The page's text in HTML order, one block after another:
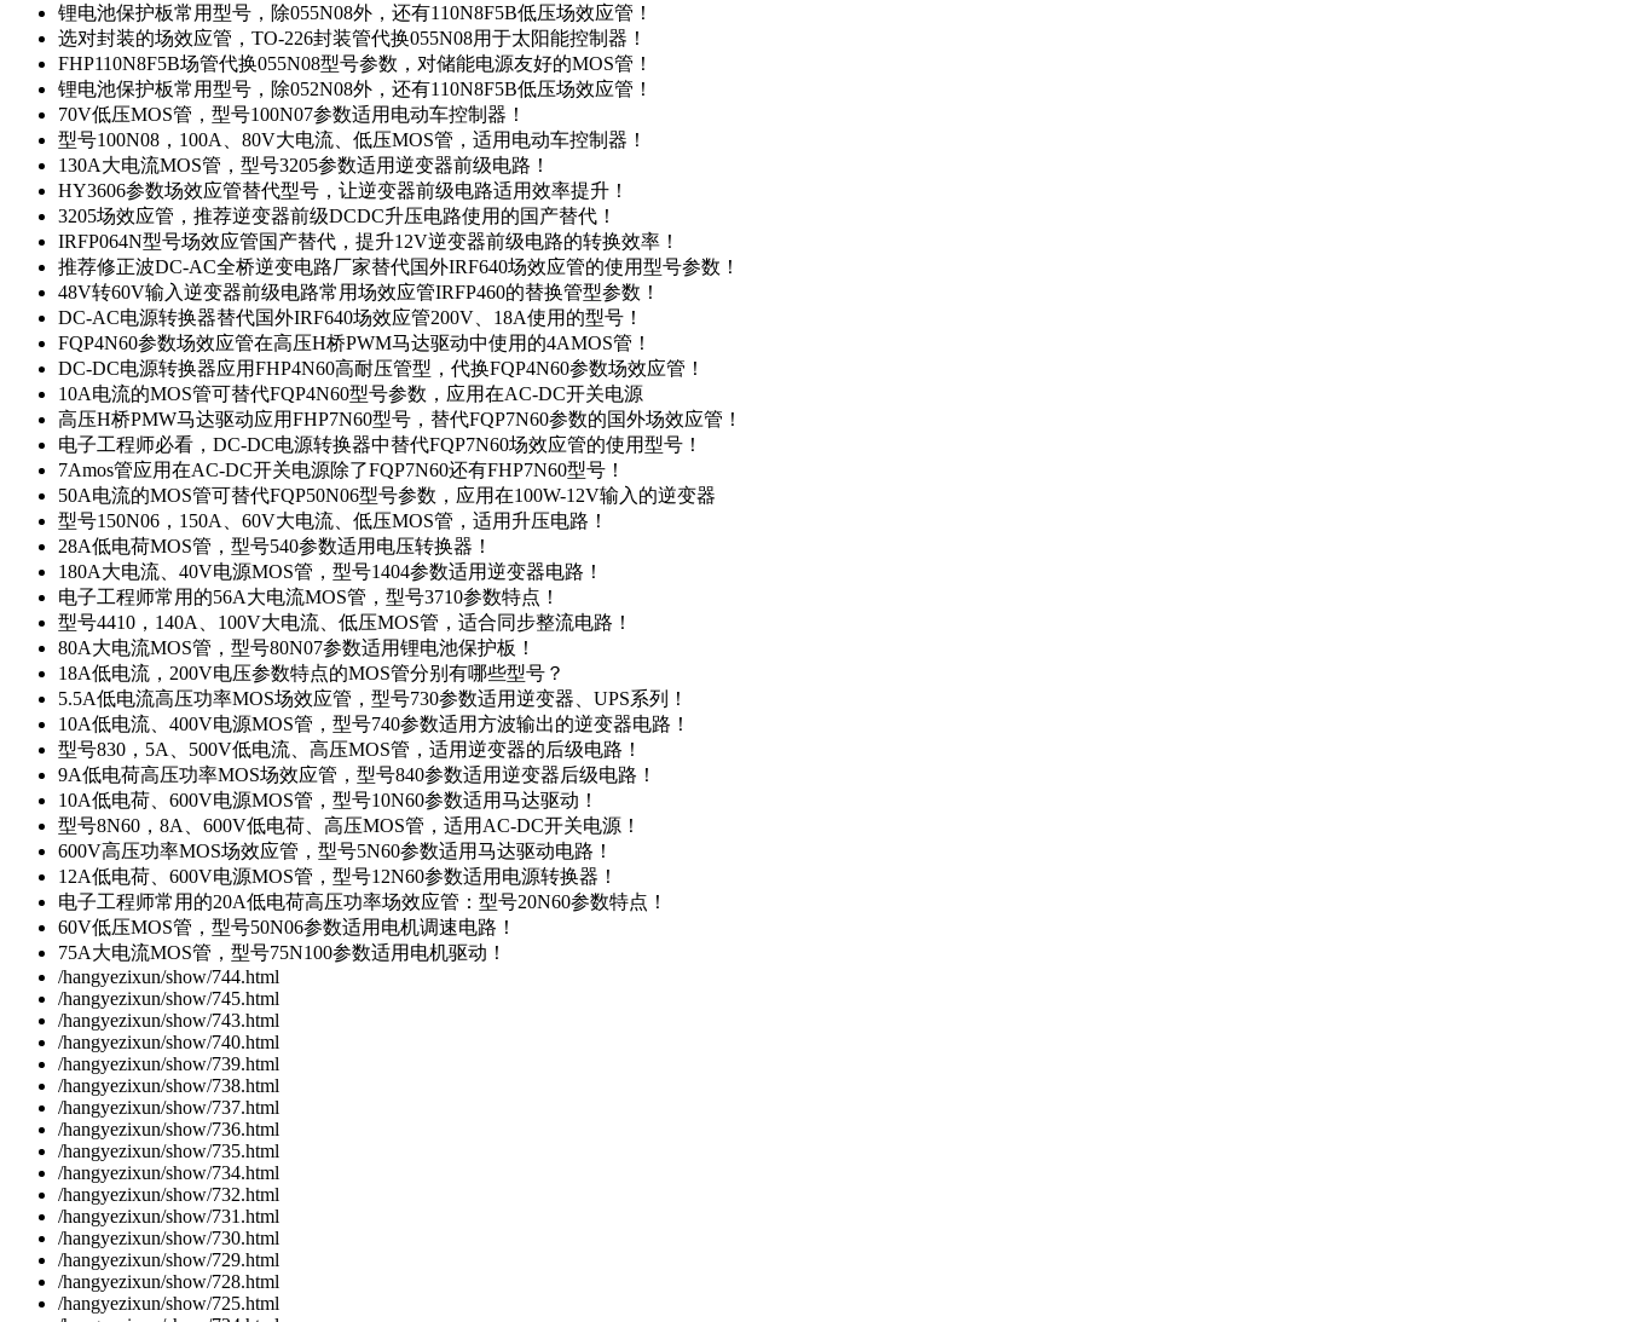
锂电池保护板常用型号，除055N08外，还有110N8F5B低压场效应管！
选对封装的场效应管，TO-226封装管代换055N08用于太阳能控制器！
FHP110N8F5B场管代换055N08型号参数，对储能电源友好的MOS管！
锂电池保护板常用型号，除052N08外，还有110N8F5B低压场效应管！
70V低压MOS管，型号100N07参数适用电动车控制器！
型号100N08，100A、80V大电流、低压MOS管，适用电动车控制器！
130A大电流MOS管，型号3205参数适用逆变器前级电路！
HY3606参数场效应管替代型号，让逆变器前级电路适用效率提升！
3205场效应管，推荐逆变器前级DCDC升压电路使用的国产替代！
IRFP064N型号场效应管国产替代，提升12V逆变器前级电路的转换效率！
推荐修正波DC-AC全桥逆变电路厂家替代国外IRF640场效应管的使用型号参数！
48V转60V输入逆变器前级电路常用场效应管IRFP460的替换管型参数！
DC-AC电源转换器替代国外IRF640场效应管200V、18A使用的型号！
FQP4N60参数场效应管在高压H桥PWM马达驱动中使用的4AMOS管！
DC-DC电源转换器应用FHP4N60高耐压管型，代换FQP4N60参数场效应管！
10A电流的MOS管可替代FQP4N60型号参数，应用在AC-DC开关电源
高压H桥PMW马达驱动应用FHP7N60型号，替代FQP7N60参数的国外场效应管！
电子工程师必看，DC-DC电源转换器中替代FQP7N60场效应管的使用型号！
7Amos管应用在AC-DC开关电源除了FQP7N60还有FHP7N60型号！
50A电流的MOS管可替代FQP50N06型号参数，应用在100W-12V输入的逆变器
型号150N06，150A、60V大电流、低压MOS管，适用升压电路！
28A低电荷MOS管，型号540参数适用电压转换器！
180A大电流、40V电源MOS管，型号1404参数适用逆变器电路！
电子工程师常用的56A大电流MOS管，型号3710参数特点！
型号4410，140A、100V大电流、低压MOS管，适合同步整流电路！
80A大电流MOS管，型号80N07参数适用锂电池保护板！
18A低电流，200V电压参数特点的MOS管分别有哪些型号？
5.5A低电流高压功率MOS场效应管，型号730参数适用逆变器、UPS系列！
10A低电流、400V电源MOS管，型号740参数适用方波输出的逆变器电路！
型号830，5A、500V低电流、高压MOS管，适用逆变器的后级电路！
9A低电荷高压功率MOS场效应管，型号840参数适用逆变器后级电路！
10A低电荷、600V电源MOS管，型号10N60参数适用马达驱动！
型号8N60，8A、600V低电荷、高压MOS管，适用AC-DC开关电源！
600V高压功率MOS场效应管，型号5N60参数适用马达驱动电路！
12A低电荷、600V电源MOS管，型号12N60参数适用电源转换器！
电子工程师常用的20A低电荷高压功率场效应管：型号20N60参数特点！
60V低压MOS管，型号50N06参数适用电机调速电路！
75A大电流MOS管，型号75N100参数适用电机驱动！
/hangyezixun/show/744.html
/hangyezixun/show/745.html
/hangyezixun/show/743.html
/hangyezixun/show/740.html
/hangyezixun/show/739.html
/hangyezixun/show/738.html
/hangyezixun/show/737.html
/hangyezixun/show/736.html
/hangyezixun/show/735.html
/hangyezixun/show/734.html
/hangyezixun/show/732.html
/hangyezixun/show/731.html
/hangyezixun/show/730.html
/hangyezixun/show/729.html
/hangyezixun/show/728.html
/hangyezixun/show/725.html